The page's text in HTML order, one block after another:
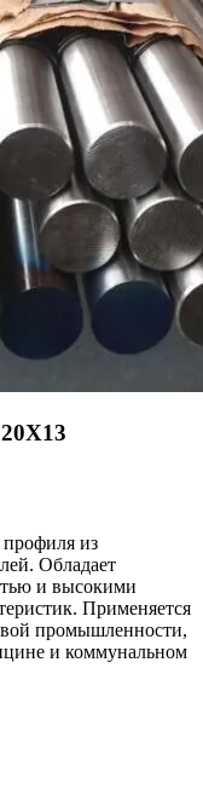
из
Обладает
и высокими
Применяется
промышленности,
и коммунальном